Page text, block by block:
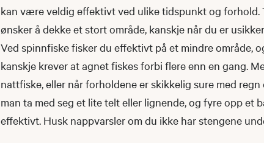
kan være veldig effektivt ved ulike tidspunkt og forhold.
ønsker å dekke et stort område, kanskje når du er
Ved spinnfiske fisker du effektivt på et mindre område,
kanskje krever at agnet fiskes forbi flere enn en gang.
nattfiske, eller når forholdene er skikkelig sure med
man ta med seg et lite telt eller lignende, og fyre opp et
effektivt. Husk nappvarsler om du ikke har stengene